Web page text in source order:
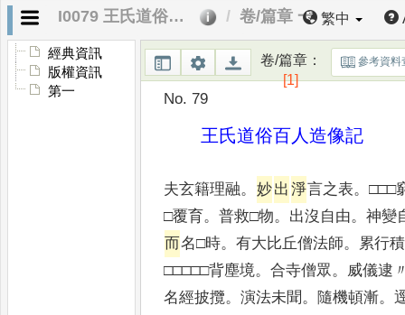
I0079 王氏道俗百人造像記 卷/篇章 一 繁中
經典資訊
版權資訊
第一
卷/篇章：
[1]
參考資料
No. 79
王氏道俗百人造像記
夫玄籍理融。 妙出 淨言之表。□□□
□覆育。普救□物。 出沒自由。神變
而名□時。有大比丘僧法師。
累行
□□□□□背塵境。合寺僧眾。 威儀逮
名經披攬。演法未聞。 隨機頓漸。